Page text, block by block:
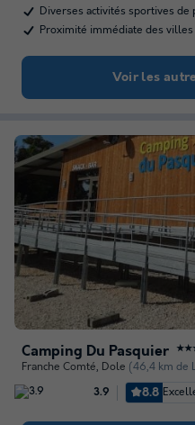
Diverses activités sportives
Proximité immédiate des
Voir les
Camping Du Pasquier
Franche Comté, Dole (46,4 km de
3.9 8.8